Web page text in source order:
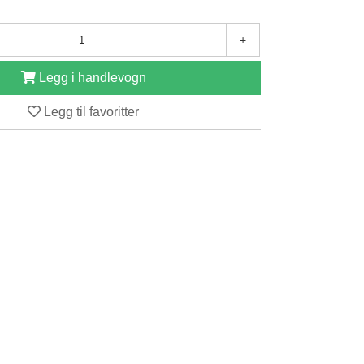
+
Legg i handlevogn
Legg til favoritter